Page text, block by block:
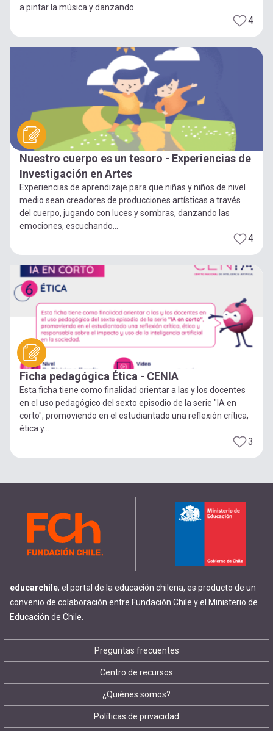
a pintar la música y danzando.
4
Nuestro cuerpo es un tesoro - Experiencias de
Investigación en Artes
Experiencias de aprendizaje para que niñas y niños de nivel
medio sean creadores de producciones artísticas a través
del cuerpo, jugando con luces y sombras, danzando las
emociones, escuchando...
4
Ficha pedagógica Ética - CENIA
Esta ficha tiene como finalidad orientar a las y los docentes
en el uso pedagógico del sexto episodio de la serie "IA en
corto", promoviendo en el estudiantado una reflexión crítica,
ética y...
3
educarchile, el portal de la educación chilena, es producto de un
convenio de colaboración entre Fundación Chile y el Ministerio de
Educación de Chile.
Footer
menu
Preguntas frecuentes
Centro de recursos
¿Quiénes somos?
Políticas de privacidad